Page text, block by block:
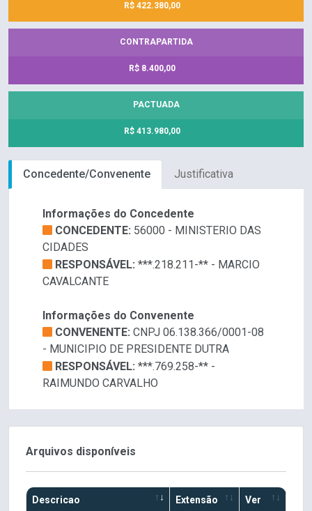
R$ 422.380,00
CONTRAPARTIDA
R$ 8.400,00
PACTUADA
R$ 413.980,00
Concedente/Convenente Justificativa
Informações do Concedente
CONCEDENTE: 56000 - MINISTERIO DAS
CIDADES
RESPONSÁVEL: ***.218.211-** - MARCIO
CAVALCANTE
Informações do Convenente
CONVENENTE: CNPJ 06.138.366/0001-08
- MUNICIPIO DE PRESIDENTE DUTRA
RESPONSÁVEL: ***.769.258-** -
RAIMUNDO CARVALHO
Arquivos disponíveis
Descricao Extensão Ver